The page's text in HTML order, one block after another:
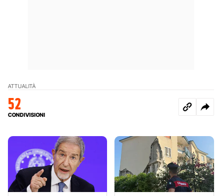
ATTUALITÀ
52
CONDIVISIONI